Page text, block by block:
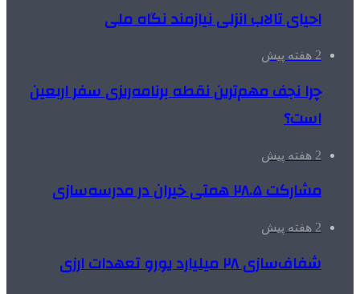
احیای تالاب انزلی نیازمند نگاه ملی
2 هفته پیش
چرا نجف مهم‌ترین نقطه برنامه‌ریزی سفر اربعین
است؟
2 هفته پیش
مشارکت ۲۸.۵ همتی خیران در مدرسه‌سازی
2 هفته پیش
شفاف‌سازی ۲۸ میلیارد یورو تعهدات ارزی